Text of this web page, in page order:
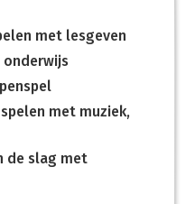
met lesgeven
onderwijs
met muziek,
de slag met